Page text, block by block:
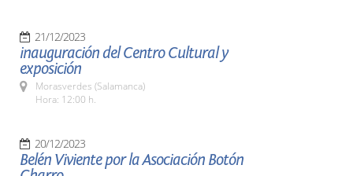
21/12/2023
inauguración del Centro Cultural y
exposición
Morasverdes (Salamanca)
Hora: 12:00 h.
20/12/2023
Belén Viviente por la Asociación Botón